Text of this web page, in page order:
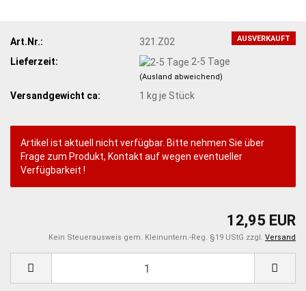
AUSVERKAUFT
Art.Nr.:
321.Z02
Lieferzeit:
2-5 Tage
(Ausland abweichend)
Versandgewicht ca: 1 kg je Stück
Artikel ist aktuell nicht verfügbar. Bitte nehmen Sie über
Frage zum Produkt, Kontakt auf wegen eventueller
Verfügbarkeit !
12,95 EUR
Kein Steuerausweis gem. Kleinuntern.-Reg. §19 UStG zzgl. Versand